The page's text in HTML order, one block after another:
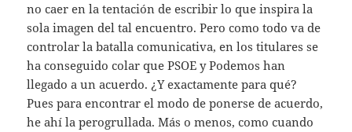
no caer en la tentación de escribir lo que inspira la
sola imagen del tal encuentro. Pero como todo va de
controlar la batalla comunicativa, en los titulares se
ha conseguido colar que PSOE y Podemos han
llegado a un acuerdo. ¿Y exactamente para qué?
Pues para encontrar el modo de ponerse de acuerdo,
he ahí la perogrullada. Más o menos, como cuando